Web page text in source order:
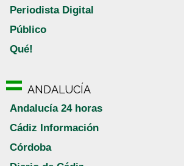
Periodista Digital
Público
Qué!
ANDALUCÍA
Andalucía 24 horas
Cádiz Información
Córdoba